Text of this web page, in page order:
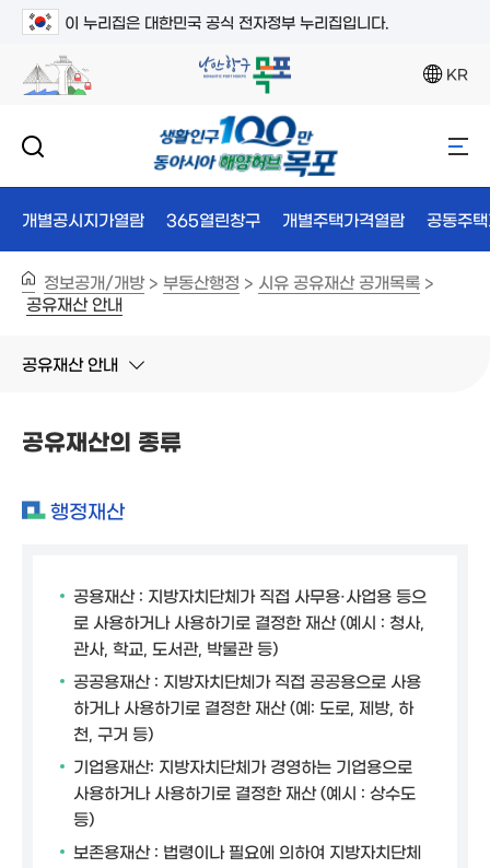
이 누리집은 대한민국 공식 전자정부 누리집입니다.
KR
개별공시지가열람 365열린창구 개별주택가격열람 공동주
정보공개/개방 > 부동산행정 > 시유 공유재산 공개목록 >
공유재산 안내
공유재산 안내
공유재산의 종류
행정재산
공용재산 : 지방자치단체가 직접 사무용·사업용 등으
로 사용하거나 사용하기로 결정한 재산 (예시 : 청사,
관사, 학교, 도서관, 박물관 등)
공공용재산 : 지방자치단체가 직접 공공용으로 사용
하거나 사용하기로 결정한 재산 (예: 도로, 제방, 하
천, 구거 등)
기업용재산: 지방자치단체가 경영하는 기업용으로
사용하거나 사용하기로 결정한 재산 (예시 : 상수도
등)
보존용재산 : 법령이나 필요에 의하여 지방자치단체